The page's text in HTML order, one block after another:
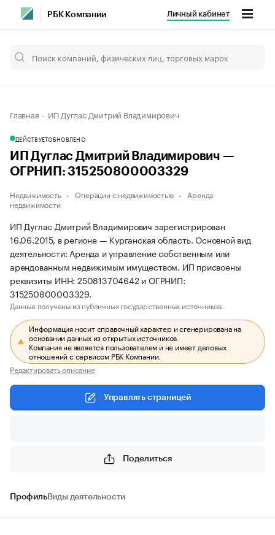
РБК Компании Личный кабинет
Главная ИП Дуглас Дмитрий Владимирович
ДЕЙСТВУЕТОБНОВЛЕНО
ИП Дуглас Дмитрий Владимирович —
ОГРНИП: 315250800003329
Недвижимость Операции с недвижимостью
Аренда
недвижимости
ИП Дуглас Дмитрий Владимирович зарегистрирован
16.06.2015, в регионе — Курганская область. Основной вид
деятельности: Аренда и управление собственным или
арендованным недвижимым имуществом. ИП присвоены
реквизиты ИНН: 250813704642 и ОГРНИП:
315250800003329.
Данные получены из публичных государственных источников.
Информация носит справочный характер и сгенерирована на
основании данных из открытых источников.
Компания не является пользователем и не имеет деловых
отношений с сервисом РБК Компании.
Редактировать описание
Управлять страницей
Поделиться
ПрофильВиды деятельности